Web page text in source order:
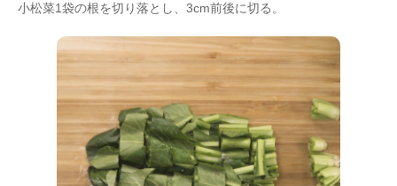
小松菜1袋の根を切り落とし、3cm前後に切る。